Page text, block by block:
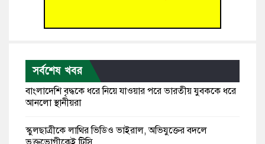
সর্বশেষ খবর
বাংলাদেশি বৃদ্ধকে ধরে নিয়ে যাওয়ার পরে ভারতীয় যুবককে ধরে
আনলো স্থানীয়রা
স্কুলছাত্রীকে লাথির ভিডিও ভাইরাল, অভিযুক্তের বদলে